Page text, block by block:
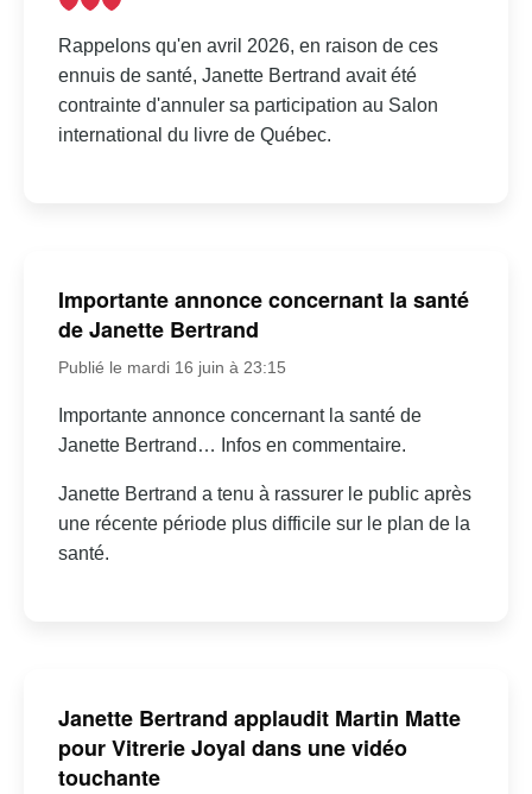
Rappelons qu'en avril 2026, en raison de ces
ennuis de santé, Janette Bertrand avait été
contrainte d'annuler sa participation au Salon
international du livre de Québec.
Importante annonce concernant la santé
de Janette Bertrand
Publié le mardi 16 juin à 23:15
Importante annonce concernant la santé de
Janette Bertrand… Infos en commentaire.
Janette Bertrand a tenu à rassurer le public après
une récente période plus difficile sur le plan de la
santé.
Janette Bertrand applaudit Martin Matte
pour Vitrerie Joyal dans une vidéo
touchante